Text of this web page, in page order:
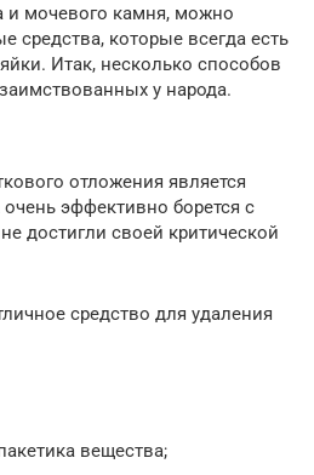
и мочевого камня, можно
средства, которые всегда есть
Итак, несколько способов
у народа.
отложения является
эффективно борется с
достигли своей критической
средство для удаления
вещества;